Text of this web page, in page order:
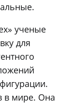
ученые
для
в мире. Она